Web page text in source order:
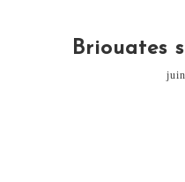
Briouates